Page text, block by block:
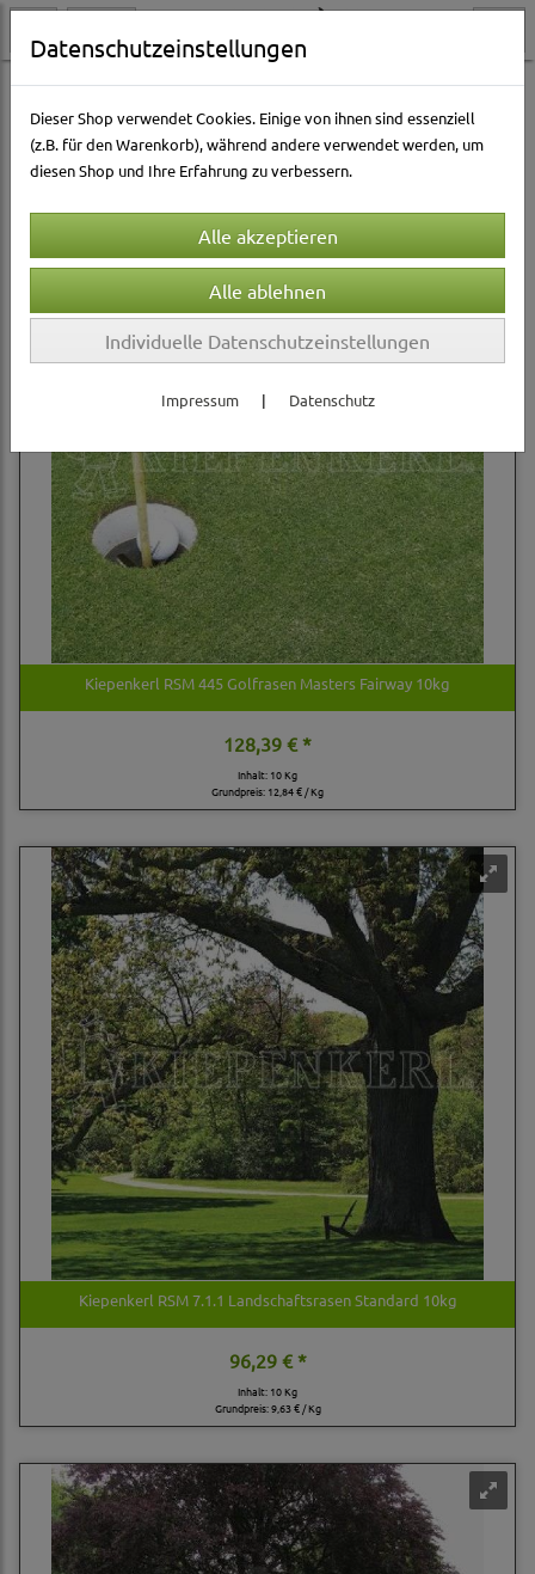
Gartenwelt Rasensamen RSM Regel-Saatgut-Mischung
Sortierung wählen
Kiepenkerl RSM 445 Golfrasen Masters Fairway 10kg
128,39 € *
Inhalt: 10 Kg
Grundpreis: 12,84 € / Kg
Kiepenkerl RSM 7.1.1 Landschaftsrasen Standard 10kg
96,29 € *
Inhalt: 10 Kg
Grundpreis:9,63 € / Kg
Datenschutzeinstellungen
Dieser Shop verwendet Cookies. Einige von ihnen sind essenziell
(z.B. für den Warenkorb), während andere verwendet werden, um
diesen Shop und Ihre Erfahrung zu verbessern.
Individuelle Datenschutzeinstellungen
Impressum | Datenschutz